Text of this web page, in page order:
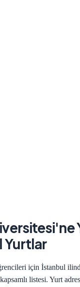
'ne
Yurtlar
için İstanbul
listesi. Yurt